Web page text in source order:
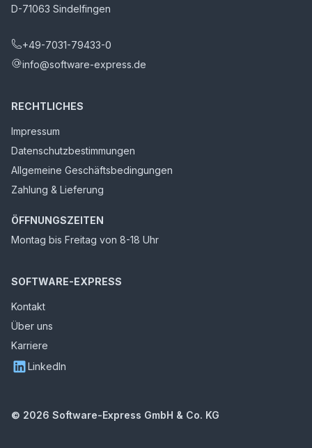
D-71063 Sindelfingen
+49-7031-79433-0
info@software-express.de
RECHTLICHES
Impressum
Datenschutzbestimmungen
Allgemeine Geschäftsbedingungen
Zahlung & Lieferung
ÖFFNUNGSZEITEN
Montag bis Freitag von 8-18 Uhr
SOFTWARE-EXPRESS
Kontakt
Über uns
Karriere
LinkedIn
© 2026 Software-Express GmbH & Co. KG